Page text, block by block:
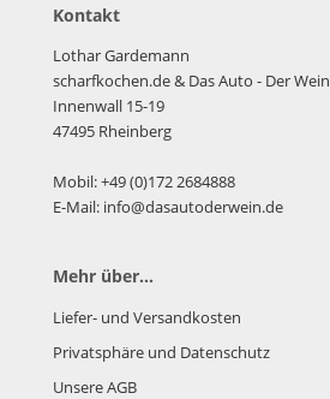
Kontakt
Lothar Gardemann
scharfkochen.de& Das Auto - Der Wein
Innenwall 15-19
47495 Rheinberg
Mobil: +49 (0)172 2684888
E-Mail: info@dasautoderwein.de
Mehr über...
Liefer- und Versandkosten
Privatsphäre und Datenschutz
Unsere AGB